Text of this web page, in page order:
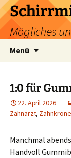
Zum
Inhalt
springen
Mögliches
Menü
1:0 für
22. April 2026
Zahnarzt, Zahnkrone
Manchmal
Handvoll